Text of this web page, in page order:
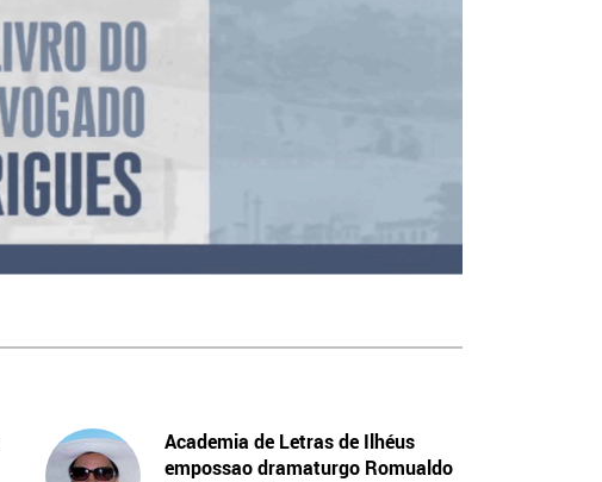
Academia de Letras de Ilhéus
empossao dramaturgo Romualdo